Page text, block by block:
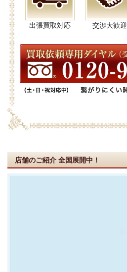
出張買取対応 交渉大歓迎
店舗のご紹介 全国展開中！